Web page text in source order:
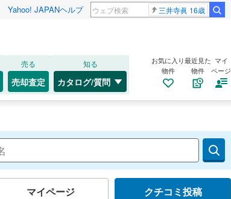
Yahoo! JAPANヘルプ 三井寺眞 16歳
売る
売却査定
知る
カタログ/質問
お気に入り
物件
最近見た
物件
マイ
ページ
マイページ クチコミ投稿